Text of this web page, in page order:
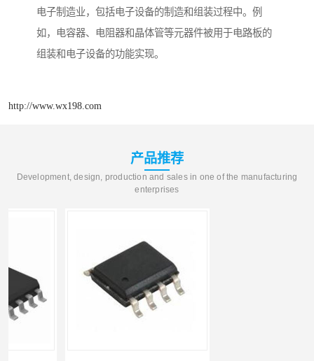
电子制造业，包括电子设备的制造和组装过程中。例
如，电容器、电阻器和晶体管等元器件被用于电路板的
组装和电子设备的功能实现。
http://www.wx198.com
产品推荐
Development, design, production and sales in one of the manufacturing
enterprises